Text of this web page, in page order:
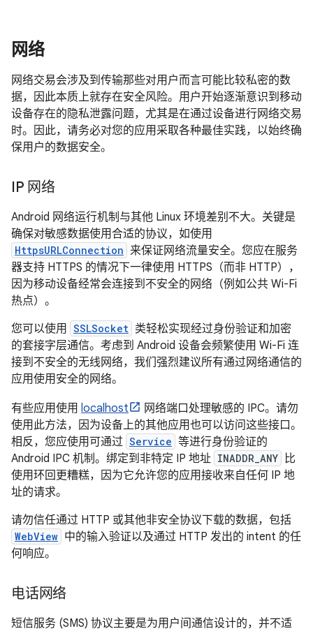
网络
网络交易会涉及到传输那些对用户而言可能比较私密的数
据，因此本质上就存在安全风险。用户开始逐渐意识到移动
设备存在的隐私泄露问题，尤其是在通过设备进行网络交易
时。因此，请务必对您的应用采取各种最佳实践，以始终确
保用户的数据安全。
IP 网络
Android 网络运行机制与其他 Linux 环境差别不大。关键是
确保对敏感数据使用合适的协议，如使用
HttpsURLConnection 来保证网络流量安全。您应在服务
器支持 HTTPS 的情况下一律使用 HTTPS（而非 HTTP），
因为移动设备经常会连接到不安全的网络（例如公共 Wi-Fi
热点）。
您可以使用
SSLSocket 类轻松实现经过身份验证和加密
的套接字层通信。考虑到 Android 设备会频繁使用 Wi-Fi 连
接到不安全的无线网络，我们强烈建议所有通过网络通信的
应用使用安全的网络。
有些应用使用 localhost
网络端口处理敏感的 IPC。请勿
使用此方法，因为设备上的其他应用也可以访问这些接口。
相反，您应使用可通过 Service 等进行身份验证的
Android IPC 机制。绑定到非特定 IP 地址 INADDR_ANY 比
使用环回更糟糕，因为它允许您的应用接收来自任何 IP 地
址的请求。
请勿信任通过 HTTP 或其他非安全协议下载的数据，包括
WebView 中的输入验证以及通过 HTTP 发出的 intent 的任
何响应。
电话网络
短信服务 (SMS) 协议主要是为用户间通信设计的，并不适